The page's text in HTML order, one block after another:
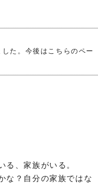
た。今後はこちらのペー
る、家族がいる。
な？自分の家族ではな